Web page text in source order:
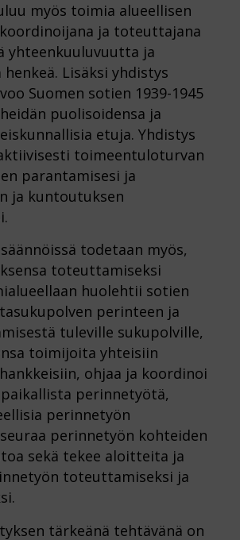
myös toimia alueellisen
ja toteuttajana
yhteenkuuluvuutta ja
Lisäksi yhdistys
Suomen sotien 1939-1945
puolisoidensa ja
etuja. Yhdistys
toimeentuloturvan
parantamisesi ja
ja kuntoutuksen
todetaan myös,
toteuttamiseksi
huolehtii sotien
perinteen ja
tuleville sukupolville,
toimijoita yhteisiin
ohjaa ja koordinoi
perinnetyötä,
perinnetyön
perinnetyön kohteiden
sekä tekee aloitteita ja
toteuttamiseksi ja
tärkeänä tehtävänä on